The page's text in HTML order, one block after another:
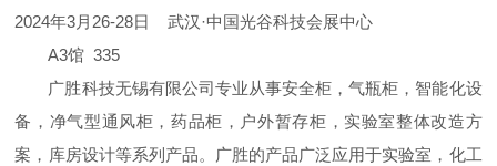
2024年3月26-28日 武汉·中国光谷科技会展中心
A3馆 335
广胜科技无锡有限公司专业从事安全柜，气瓶柜，智能化设
备，净气型通风柜，药品柜，户外暂存柜，实验室整体改造方
案，库房设计等系列产品。
广胜的产品广泛应用于实验室，化工